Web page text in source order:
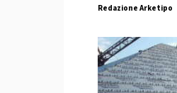
Redazione Arketipo